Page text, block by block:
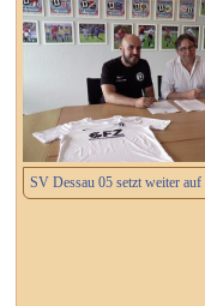
SV Dessau 05 setzt weiter